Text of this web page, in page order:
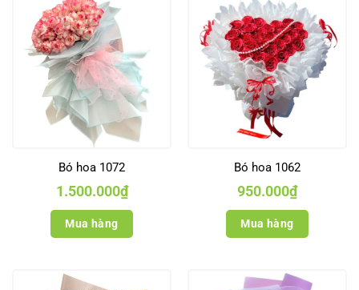
Bó hoa 1072
1.500.000₫
Mua hàng
Bó hoa 1062
950.000₫
Mua hàng